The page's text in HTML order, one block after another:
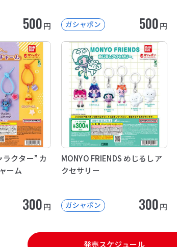
500円 ガシャポン 500円
クター” カ
ーム
300円
MONYO FRIENDS めじるしア
クセサリー
ガシャポン 300円
発売スケジュール